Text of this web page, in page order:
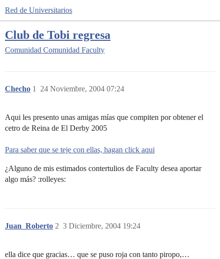
Red de Universitarios
Club de Tobi regresa
Comunidad Comunidad Faculty
Checho 24 Noviembre, 2004 07:24
1
Aqui les presento unas amigas mías que compiten por obtener el
cetro de Reina de El Derby 2005
Para saber que se teje con ellas, hagan click aqui
¿Alguno de mis estimados contertulios de Faculty desea aportar
algo más? :rolleyes:
Juan_Roberto 3 Diciembre, 2004 19:24
2
ella dice que gracias… que se puso roja con tanto piropo,…